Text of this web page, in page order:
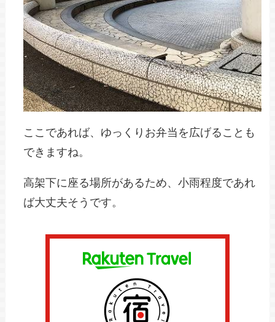
ここであれば、ゆっくりお弁当を広げることも
できますね。
高架下に座る場所があるため、小雨程度であれ
ば大丈夫そうです。